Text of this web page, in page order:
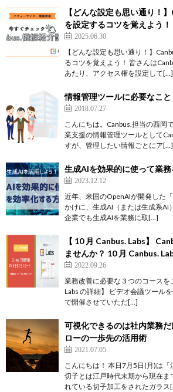
【どんな設定も思い通り！
を設定するコツを覚えよう！
2025.06.30
【どんな設定も思い通り！】
るコツを覚えよう！ 皆さんは
あたり、アクセス権を設定して[…]
情報管理ツールに必要なこと
2018.07.27
こんにちは。Canbus.担当の西岡
業支援の情報管理ツールとして
すが、管理したい情報ごとにア[…]
生成AIを効果的に使って業
2023.12.12
近年、米国のOpenAIが開発した
かけに、生成AI（または生成系AI
企業でも生成AIを業務に取[…]
【 10 月 Canbus. Labs】
ませんか？ 10 月 Canbus.
2022.09.26
業務改善に必要な３つのコースを
Labs の詳細】 ビデオ会議ツール
で開催させていただ[…]
可視化できるのは社内業務
ローの一歩先の活用術
2021.07.05
こんにちは！ 本日7月5日(月)は
切子とは江戸時代末期から現在ま
れている切子加工をされたガラス